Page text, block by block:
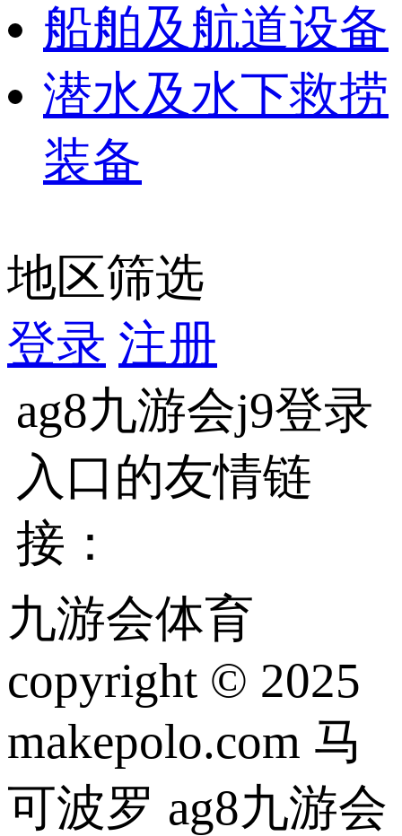
船舶及航道设备
潜水及水下救捞
装备
地区筛选
登录 注册
ag8九游会j9登录
入口的友情链
接：
九游会体育
copyright © 2025
makepolo.com 马
可波罗 ag8九游会